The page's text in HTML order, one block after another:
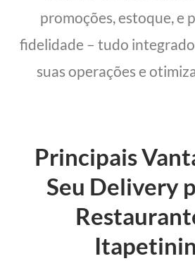
promoções, estoque, e
fidelidade – tudo
suas operações e
Principais
Seu Delivery